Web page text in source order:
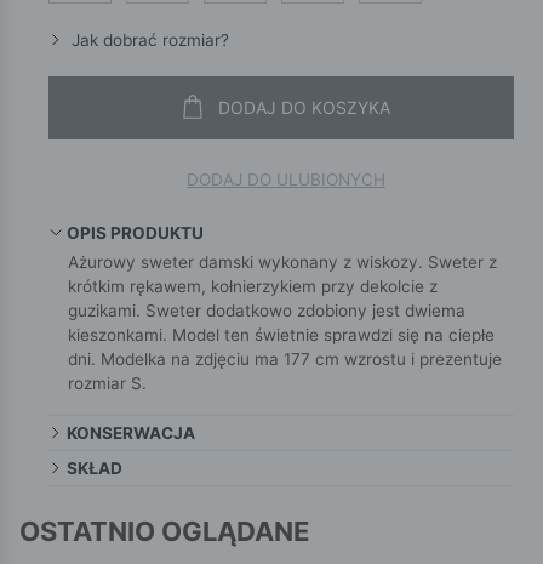
Jak dobrać rozmiar?
DODAJ DO KOSZYKA
DODAJ DO ULUBIONYCH
OPIS PRODUKTU
Ażurowy sweter damski wykonany z wiskozy. Sweter z
krótkim rękawem, kołnierzykiem przy dekolcie z
guzikami. Sweter dodatkowo zdobiony jest dwiema
kieszonkami. Model ten świetnie sprawdzi się na ciepłe
dni. Modelka na zdjęciu ma 177 cm wzrostu i prezentuje
rozmiar S.
KONSERWACJA
SKŁAD
OSTATNIO OGLĄDANE